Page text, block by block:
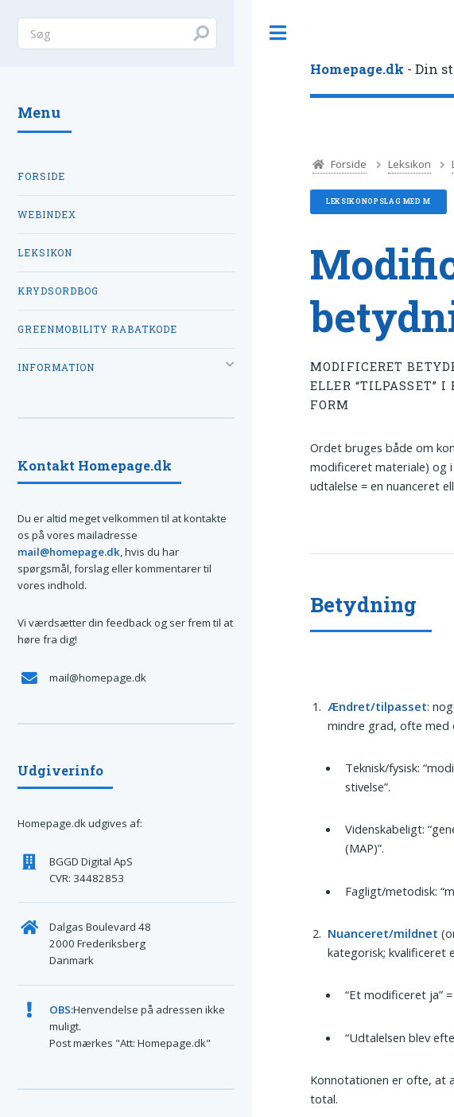
Homepage.dk - Din
Forside Leksikon
LEKSIKONOPSLAG MED M
MODIFICERET
ELLER “TILPASSET”
FORM
Ordet bruges både om
modificeret materiale) og
udtalelse = en nuanceret
Betydning
Ændret/tilpasset:
mindre grad, ofte
Teknisk/fysisk:
stivelse”.
Videnskabeligt:
(MAP)”.
Fagligt/metodisk:
Nuanceret/mildnet
kategorisk; kvalificeret
“Et modificeret ja”
“Udtalelsen blev
Konnotationen er ofte, at
total.
Menu
FORSIDE
WEBINDEX
LEKSIKON
KRYDSORDBOG
GREENMOBILITY RABATKODE
INFORMATION
Kontakt Homepage.dk
Du er altid meget velkommen til at kontakte
os på vores mailadresse
mail@homepage.dk, hvis du har
spørgsmål, forslag eller kommentarer til
vores indhold.
Vi værdsætter din feedback og ser frem til at
høre fra dig!
mail@homepage.dk
Udgiverinfo
Homepage.dk udgives af:
BGGD Digital ApS
CVR: 34482853
Dalgas Boulevard 48
2000 Frederiksberg
Danmark
OBS:Henvendelse på adressen ikke
muligt.
Post mærkes "Att: Homepage.dk"